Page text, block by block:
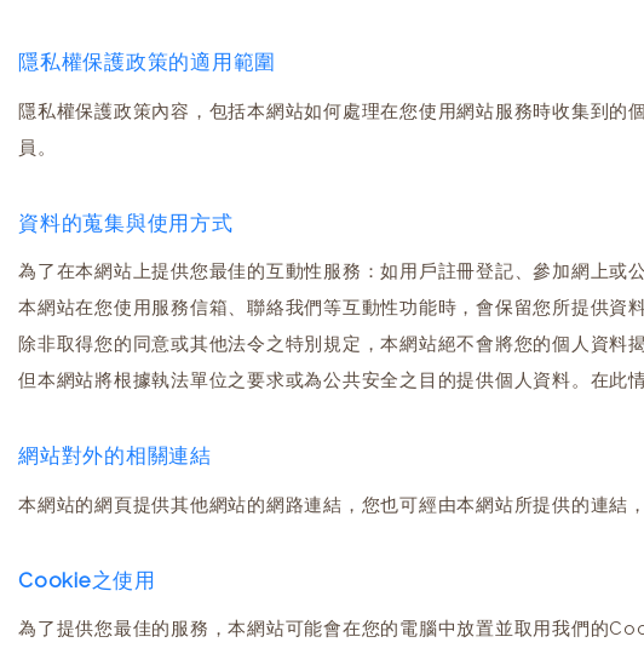
隱私權保護政策的適用範圍
隱私權保護政策內容，包括本網站如何處理在您使用網站服務時收集到
員。
資料的蒐集與使用方式
為了在本網站上提供您最佳的互動性服務：如用戶註冊登記、參加網上或
本網站在您使用服務信箱、聯絡我們等互動性功能時，會保留您所提供資
除非取得您的同意或其他法令之特別規定，本網站絕不會將您的個人資料
但本網站將根據執法單位之要求或為公共安全之目的提供個人資料。在此
網站對外的相關連結
本網站的網頁提供其他網站的網路連結，您也可經由本網站所提供的連結
Cookie之使用
為了提供您最佳的服務，本網站可能會在您的電腦中放置並取用我們的